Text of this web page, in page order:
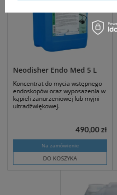
Neodisher Endo Med 5 L
Koncentrat do mycia wstępnego
endoskopów oraz wyposażenia w
kąpieli zanurzeniowej lub myjni
ultradźwiękowej.
Na zamówienie
DO KOSZYKA
490,00 zł